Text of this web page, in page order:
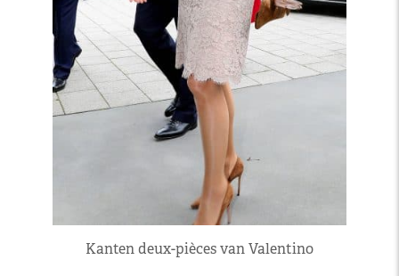
Kanten deux-pièces van Valentino